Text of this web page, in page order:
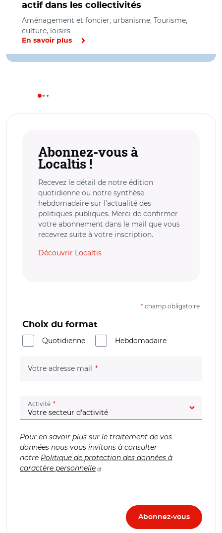
actif dans les collectivités
Aménagement et foncier, urbanisme, Tourisme,
culture, loisirs
En savoir plus
Abonnez-vous à
Localtis !
Recevez le détail de notre édition
quotidienne ou notre synthèse
hebdomadaire sur l’actualité des
politiques publiques. Merci de confirmer
votre abonnement dans le mail que vous
recevrez suite à votre inscription.
Découvrir Localtis
* champ obligatoire
Choix du format
Quotidienne
Hebdomadaire
Votre adresse mail (champ obligatoire)
Activité (champ obligatoire)
Pour en savoir plus sur le traitement de vos
données nous vous invitons à consulter
notre Politique de protection des données à
caractère personnelle